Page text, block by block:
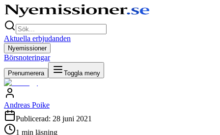
Aktuella erbjudanden
Nyemissioner
Börsnoteringar
Prenumerera Toggla meny
Andreas Poike
Publicerad: 28 juni 2021
1 min läsning